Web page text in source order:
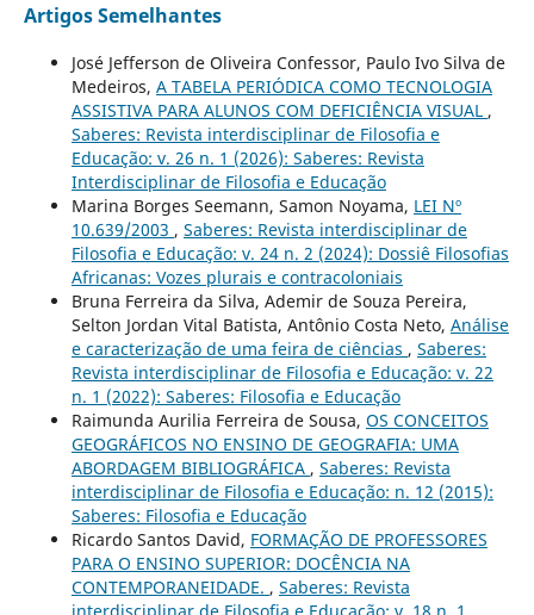
Artigos Semelhantes
José Jefferson de Oliveira Confessor, Paulo Ivo Silva de
Medeiros, A TABELA PERIÓDICA COMO TECNOLOGIA
ASSISTIVA PARA ALUNOS COM DEFICIÊNCIA VISUAL ,
Saberes: Revista interdisciplinar de Filosofia e
Educação: v. 26 n. 1 (2026): Saberes: Revista
Interdisciplinar de Filosofia e Educação
Marina Borges Seemann, Samon Noyama, LEI Nº
10.639/2003 , Saberes: Revista interdisciplinar de
Filosofia e Educação: v. 24 n. 2 (2024): Dossiê Filosofias
Africanas: Vozes plurais e contracoloniais
Bruna Ferreira da Silva, Ademir de Souza Pereira,
Selton Jordan Vital Batista, Antônio Costa Neto, Análise
e caracterização de uma feira de ciências , Saberes:
Revista interdisciplinar de Filosofia e Educação: v. 22
n. 1 (2022): Saberes: Filosofia e Educação
Raimunda Aurilia Ferreira de Sousa, OS CONCEITOS
GEOGRÁFICOS NO ENSINO DE GEOGRAFIA: UMA
ABORDAGEM BIBLIOGRÁFICA , Saberes: Revista
interdisciplinar de Filosofia e Educação: n. 12 (2015):
Saberes: Filosofia e Educação
Ricardo Santos David, FORMAÇÃO DE PROFESSORES
PARA O ENSINO SUPERIOR: DOCÊNCIA NA
CONTEMPORANEIDADE. , Saberes: Revista